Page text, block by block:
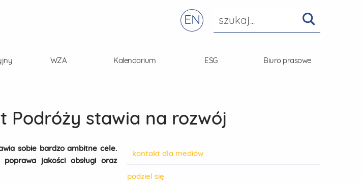
EN
WZA Kalendarium ESG Biuro prasowe
Podróży stawia na rozwój
sobie bardzo ambitne cele.
jakości obsługi oraz
kontakt dla mediów
podziel się